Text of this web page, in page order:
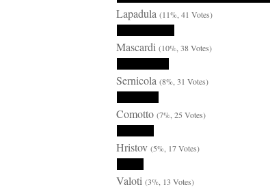
Lapadula (11%, 41 Votes)
Mascardi (10%, 38 Votes)
Sernicola (8%, 31 Votes)
Comotto (7%, 25 Votes)
Hristov (5%, 17 Votes)
Valoti (3%, 13 Votes)